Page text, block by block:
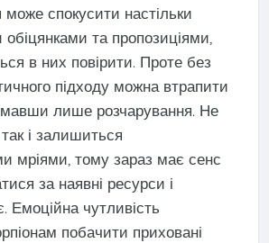
спокусити настільки
та пропозиціями,
в них повірити. Проте без
підходу можна втрапити
лише розчарування. Не
і залишиться
мріями, тому зараз має сенс
за наявні ресурси і
Емоційна чутливість
побачити приховані